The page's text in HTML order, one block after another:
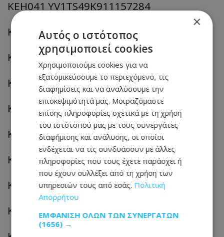
KEH041 YV1TS49K911157284
KEM518 YV1SZ59G741140406
KEN533 YV1SZ59G741140224
KEP602 YV1TR799941355629
KEX181 YV1TS49K941336625
KEX805 YV1RS49K212081971
KEY396 YV1TS49K941336977
KHA657 YV1RS49K932244901
KHB798 YV1RS49K932257420
×
Αυτός ο ιστότοπος
χρησιμοποιεί cookies
Χρησιμοποιούμε cookies για να
εξατομικεύσουμε το περιεχόμενο, τις
διαφημίσεις και να αναλύσουμε την
επισκεψιμότητά μας. Μοιραζόμαστε
επίσης πληροφορίες σχετικά με τη χρήση
του ιστότοπού μας με τους συνεργάτες
διαφήμισης και ανάλυσης, οι οποίοι
ενδέχεται να τις συνδυάσουν με άλλες
πληροφορίες που τους έχετε παράσχει ή
που έχουν συλλέξει από τη χρήση των
υπηρεσιών τους από εσάς. Πολιτική
Απορρήτου
ΕΜΦΆΝΙΣΗ ΌΛΩΝ ΤΩΝ ΣΥΝΕΡΓΑΤΏΝ
(1656) →